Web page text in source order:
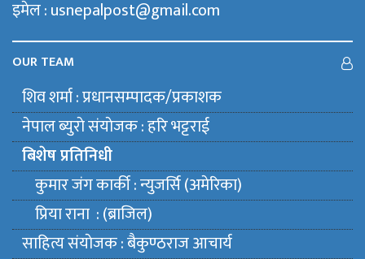
इमेल : usnepalpost@gmail.com
OUR TEAM
शिव शर्मा : प्रधानसम्पादक/प्रकाशक
नेपाल ब्युराे संयाेजक : हरि भट्टराई
बिशेष प्रतिनिधी
कुमार जंग कार्की : न्युजर्सि (अमेरिका)
प्रिया राना : (ब्राजिल)
साहित्य संयाेजक : बैकुण्ठराज आचार्य